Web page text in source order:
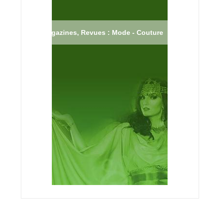
Magazines, Revues : Mode - Couture